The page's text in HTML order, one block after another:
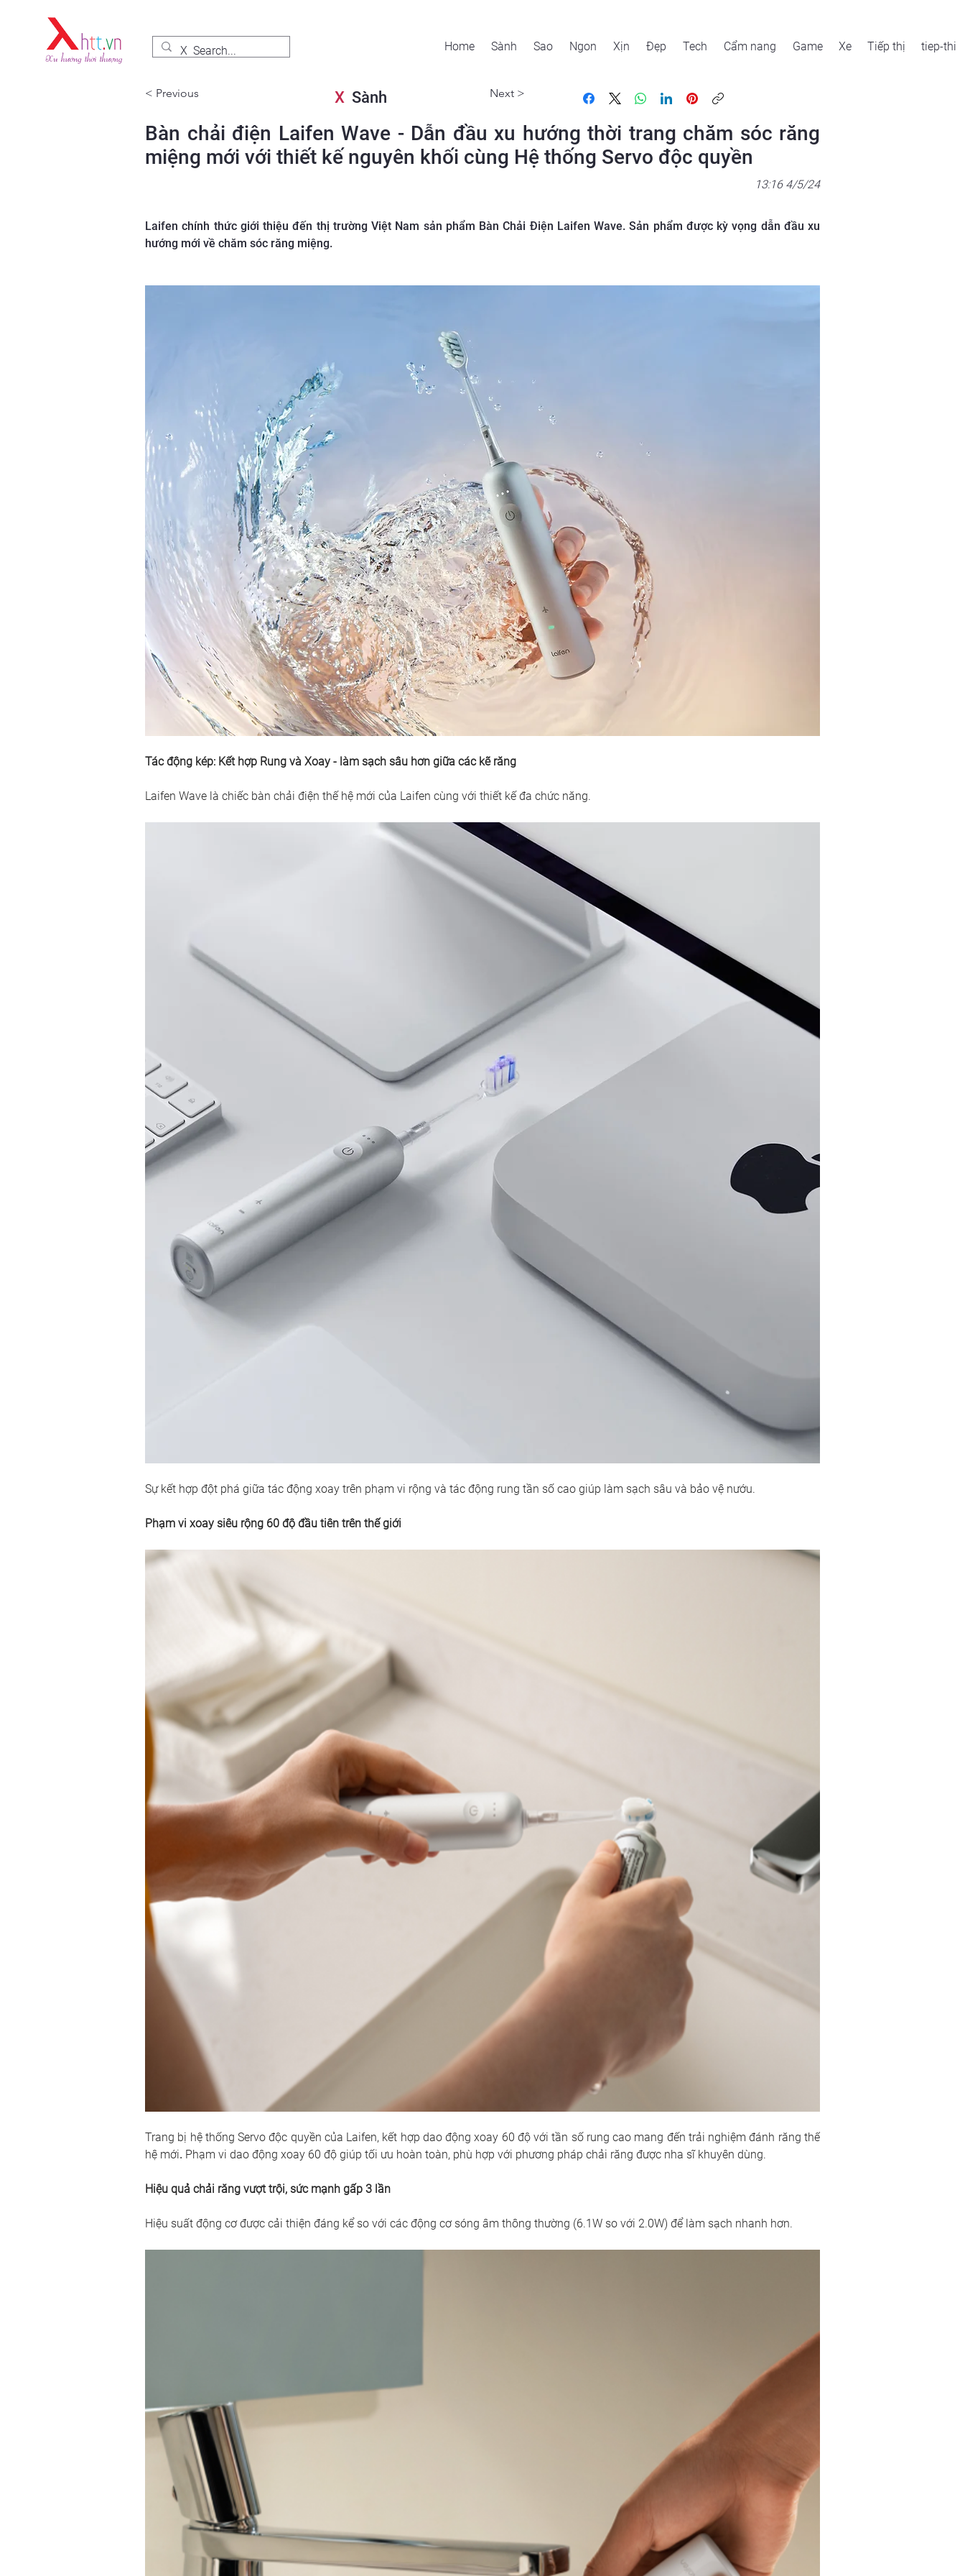
Home Sành Sao Ngon Xịn Đẹp Tech Cẩm nang Game Xe Tiếp thị tiep-thi
< Previous XSành Next >
Bàn chải điện Laifen Wave - Dẫn đầu xu hướng thời trang chăm sóc răng
miệng mới với thiết kế nguyên khối cùng Hệ thống Servo độc quyền
13:16 4/5/24
Laifen chính thức giới thiệu đến thị trường Việt Nam sản phẩm Bàn Chải Điện Laifen Wave. Sản phẩm được kỳ vọng dẫn đầu xu
hướng mới về chăm sóc răng miệng.
Tác động kép: Kết hợp Rung và Xoay - làm sạch sâu hơn giữa các kẽ răng
Laifen Wave là chiếc bàn chải điện thế hệ mới của Laifen cùng với thiết kế đa chức năng.
Sự kết hợp đột phá giữa tác động xoay trên phạm vi rộng và tác động rung tần số cao giúp làm sạch sâu và bảo vệ nướu.
Phạm vi xoay siêu rộng 60 độ đầu tiên trên thế giới
Trang bị hệ thống Servo độc quyền của Laifen, kết hợp dao động xoay 60 độ với tần số rung cao mang đến trải nghiệm đánh răng thế
hệ mới. Phạm vi dao động xoay 60 độ giúp tối ưu hoàn toàn, phù hợp với phương pháp chải răng được nha sĩ khuyên dùng.
Hiệu quả chải răng vượt trội, sức mạnh gấp 3 lần
Hiệu suất động cơ được cải thiện đáng kể so với các động cơ sóng âm thông thường (6.1W so với 2.0W) để làm sạch nhanh hơn.